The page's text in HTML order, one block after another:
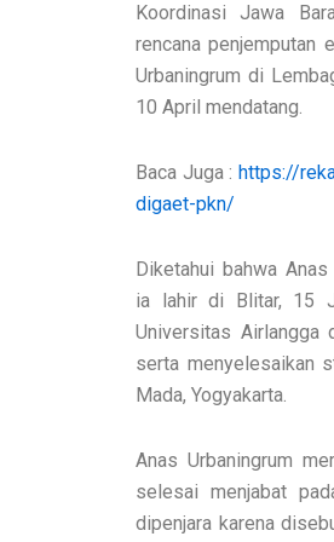
Koordinasi Jawa
rencana penjemputan
Urbaningrum di
10 April mendatang.
Baca Juga : https://
digaet-pkn/
Diketahui bahwa
ia lahir di Blitar, 15
Universitas Airlangga
serta menyelesaikan
Mada, Yogyakarta.
Anas Urbaningrum
selesai menjabat
dipenjara karena